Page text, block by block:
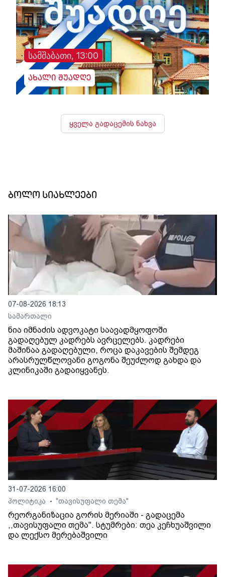
სამშაბათი, 13:00
ახალი შუადღე
ყველა გადაცემის ნახვა
ბოლო სიახლეები
07-08-2026 18:13
სამართალი
ნია იმნაძის ადვოკატი საავადმყოფოში
გადაღებულ კადრებს ავრცელებს. კადრები
მაშინაა გადაღებული, როცა დაკავების შემდეგ
არასრულწლოვანი გოგონა შეუძლოდ გახდა და
კლინიკაში გადაიყვანეს.
31-07-2026 16:00
პოლიტიკა
• "თავისუფალი თემა"
რეორგანიზაცია გორის მერიაში - გადაცემა
,,თავისუფალი თემა". სტუმრები: თეა კეჩხუაშვილი
და ლექსო მერებაშვილი